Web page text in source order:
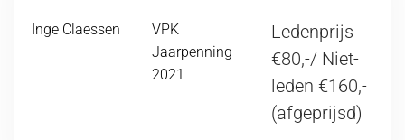
Inge Claessen
VPK
Jaarpenning
2021
Ledenprijs
€80,-/ Niet-
leden €160,-
(afgeprijsd)